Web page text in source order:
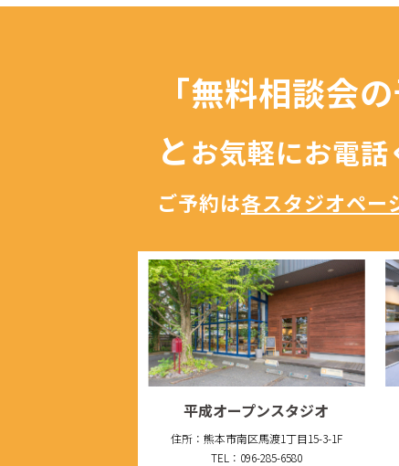
「無料相談会
とお気軽にお電話
ご予約は各スタジオペー
平成オープンスタジオ
住所：熊本市南区馬渡1丁目15-3-1F
TEL：096-285-6580